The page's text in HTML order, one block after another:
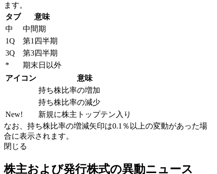
ます。
タブ
意味
中
中間期
1Q
第1四半期
3Q
第3四半期
*
期末日以外
アイコン
意味
持ち株比率の増加
持ち株比率の減少
New!
新規に株主トップテン入り
なお、持ち株比率の増減矢印は0.1％以上の変動があった場
合に表示されます。
閉じる
株主および発行株式の異動ニュース